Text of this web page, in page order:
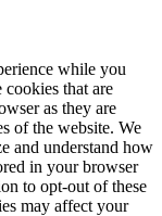
while you
that are
as they are
of the website. We
and understand how
in your browser
to opt-out of these
may affect your